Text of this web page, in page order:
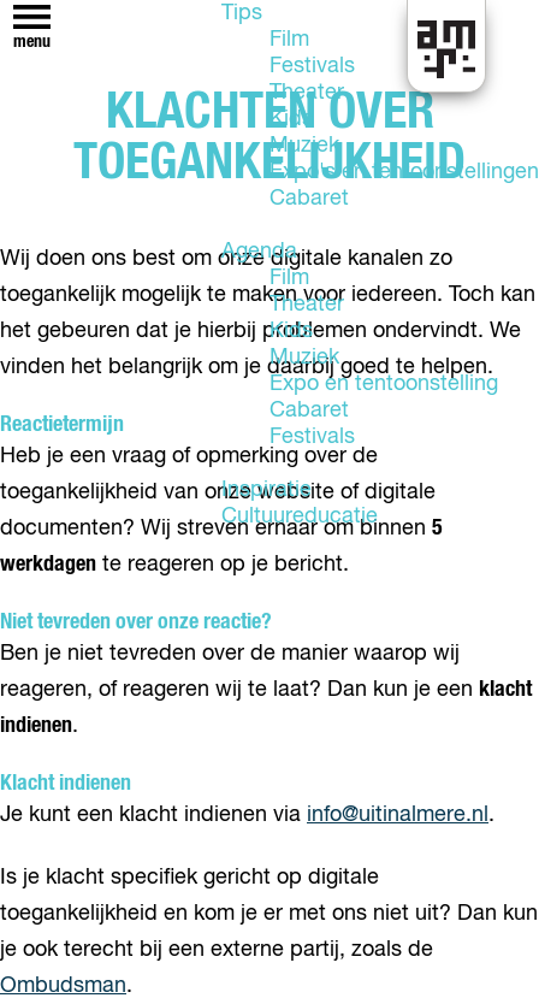
U
i
t
i
l
e
r
e
menu
Tips
Film
Festivals
Theater
Kids
Muziek
Expo's en tentoonstellingen
Cabaret
Agenda
Film
Theater
Kids
Muziek
Expo en tentoonstelling
Cabaret
Festivals
Inspiratie
Cultuureducatie
KLACHTEN OVER
TOEGANKELIJKHEID
Wij doen ons best om onze digitale kanalen zo
toegankelijk mogelijk te maken voor iedereen. Toch kan
het gebeuren dat je hierbij problemen ondervindt. We
vinden het belangrijk om je daarbij goed te helpen.
Reactietermijn
Heb je een vraag of opmerking over de
toegankelijkheid van onze website of digitale
documenten? Wij streven ernaar om binnen 5
werkdagen te reageren op je bericht.
Niet tevreden over onze reactie?
Ben je niet tevreden over de manier waarop wij
reageren, of reageren wij te laat? Dan kun je een klacht
indienen.
Klacht indienen
Je kunt een klacht indienen via info@uitinalmere.nl .
Is je klacht specifiek gericht op digitale
toegankelijkheid en kom je er met ons niet uit? Dan kun
je ook terecht bij een externe partij, zoals de
Ombudsman.